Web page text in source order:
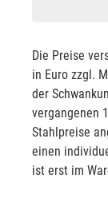
Die Preise
in Euro zzgl.
der
vergangenen
Stahlpreise
einen
ist erst im